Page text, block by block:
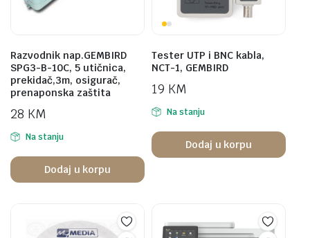
Razvodnik nap.GEMBIRD
SPG3-B-10C, 5 utičnica,
prekidač,3m, osigurač,
prenaponska zaštita
28 KM
Na stanju
Dodaj u korpu
Tester UTP i BNC kabla,
NCT-1, GEMBIRD
19 KM
Na stanju
Dodaj u korpu